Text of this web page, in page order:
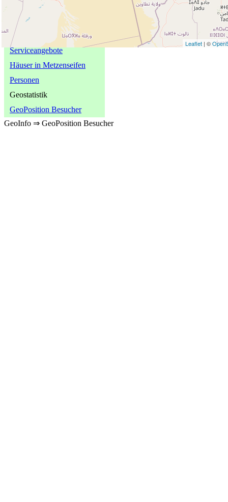
Spezielle Informationen
Naturobjekte
Historische Objekte
Serviceangebote
Häuser in Metzenseifen
Personen
Geostatistik
GeoPosition Besucher
GeoInfo ⇒ GeoPosition Besucher
Leaflet | ©